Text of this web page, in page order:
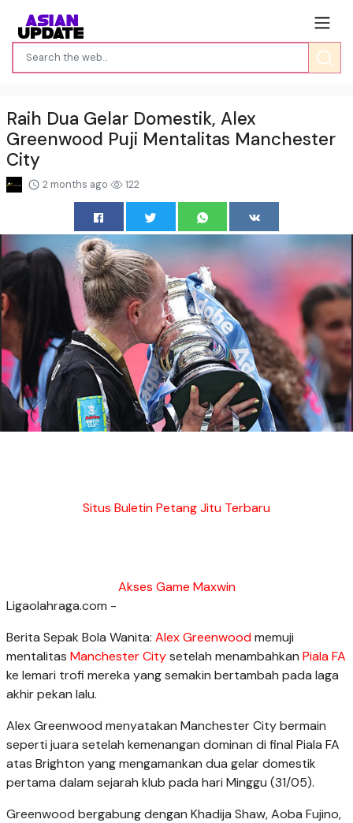
Raih Dua Gelar Domestik, Alex
Greenwood Puji Mentalitas Manchester
City
2 months ago 122
Situs Buletin Petang Jitu Terbaru
Akses Game Maxwin
Ligaolahraga.com -
Berita Sepak Bola Wanita: Alex Greenwoodmemuji
mentalitas Manchester Citysetelah menambahkan Piala FA
ke lemari trofi mereka yang semakin bertambah pada laga
akhir pekan lalu.
Alex Greenwood menyatakan Manchester City bermain
seperti juara setelah kemenangan dominan di final Piala FA
atas Brighton yang mengamankan dua gelar domestik
pertama dalam sejarah klub pada hari Minggu (31/05).
Greenwood bergabung dengan Khadija Shaw, Aoba Fujino,